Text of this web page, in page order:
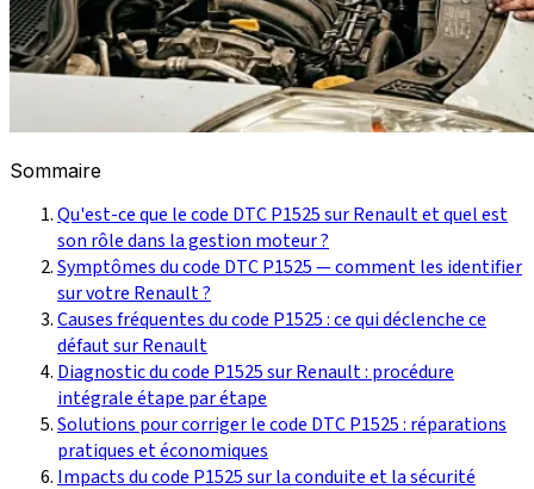
Sommaire
Qu'est-ce que le code DTC P1525 sur Renault et quel est
son rôle dans la gestion moteur ?
Symptômes du code DTC P1525 — comment les identifier
sur votre Renault ?
Causes fréquentes du code P1525 : ce qui déclenche ce
défaut sur Renault
Diagnostic du code P1525 sur Renault : procédure
intégrale étape par étape
Solutions pour corriger le code DTC P1525 : réparations
pratiques et économiques
Impacts du code P1525 sur la conduite et la sécurité